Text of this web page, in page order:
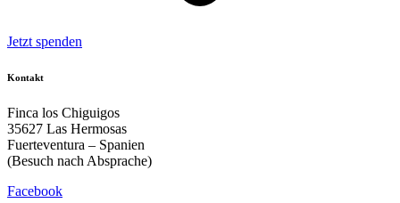
Jetzt spenden
Kontakt
Finca los Chiguigos
35627 Las Hermosas
Fuerteventura – Spanien
(Besuch nach Absprache)
Facebook